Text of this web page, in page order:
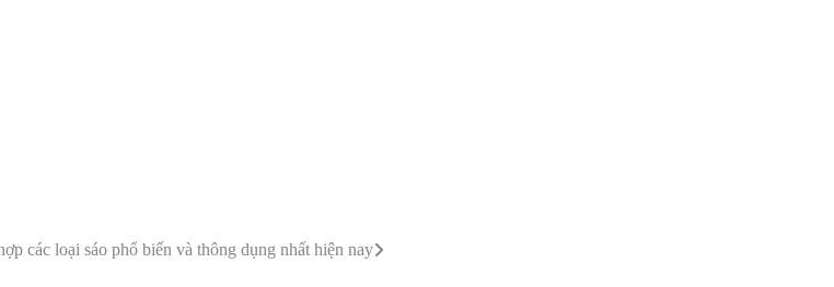
các loại sáo phổ biến và thông dụng nhất hiện nay